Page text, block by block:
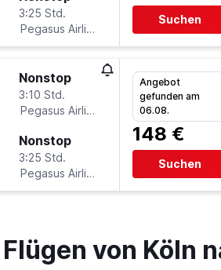
3:25 Std.
Pegasus Airlines
Suchen
Nonstop
3:10 Std.
Pegasus Airlines
Nonstop
3:25 Std.
Pegasus Airlines
Angebot
gefunden am
06.08.
148 €
Suchen
von Köln